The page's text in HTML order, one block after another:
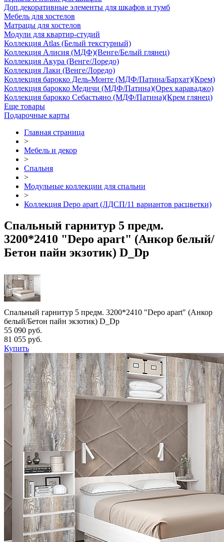
Доп.декоративные элементы для шкафов и тумб
Мебель для хостелов
Матрацы для хостелов
Модули для квартир-студий
Коллекция Atlas (Белый текстурный)
Коллекция Алисия (МДФ)(Венге/Белый глянец)
Коллекция Акура (Венге/Лоредо)
Коллекция Лаки (Венге/Лоредо)
Коллекция барокко Дель-Монте (МДФ/Патина/Бархат)(Крем)
Коллекция барокко Медичи (МДФ/Патина)(Орех караваджо)
Коллекция барокко Себастьяно (МДФ/Патина)(Крем глянец)
Еще товары
Подарочные карты
Главная страница
>
Мебель и декор
>
Спальня
>
Модульные коллекции для спальни
>
Коллекция Depo apart (ЛДСП/11 вариантов расцветки)
Спальный гарнитур 5 предм.
3200*2410 "Depo apart" (Анкор белый/
Бетон пайн экзотик) D_Dp
Спальный гарнитур 5 предм. 3200*2410 "Depo apart" (Анкор
белый/Бетон пайн экзотик) D_Dp
55 090 руб.
81 055 руб.
Купить